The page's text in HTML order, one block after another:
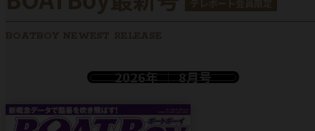
BOATBOY NEWEST RELEASE
2026年 8月号